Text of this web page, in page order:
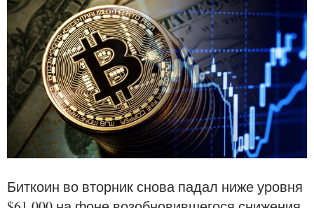
Биткоин во вторник снова падал ниже уровня